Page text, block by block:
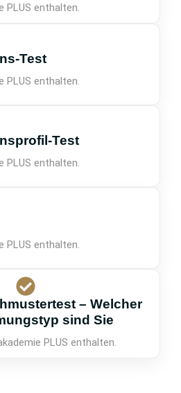
PLUS enthalten.
Test
PLUS enthalten.
Test
PLUS enthalten.
PLUS enthalten.
– Welcher
sind Sie
PLUS enthalten.